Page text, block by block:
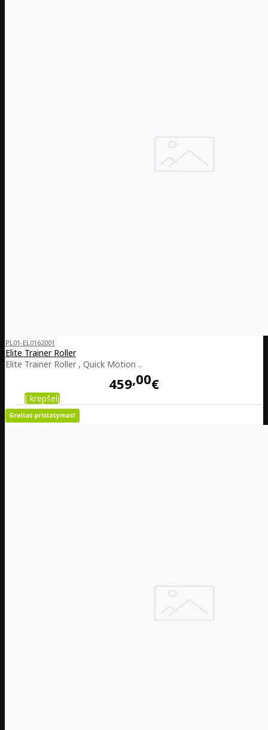
PL01-EL0162001
Elite Trainer Roller
Elite Trainer Roller , Quick Motion ..
459 00€
Į krepšelį